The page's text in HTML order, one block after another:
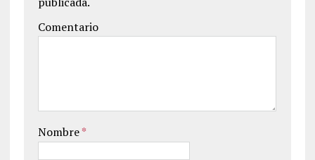
Comentario
Nombre*